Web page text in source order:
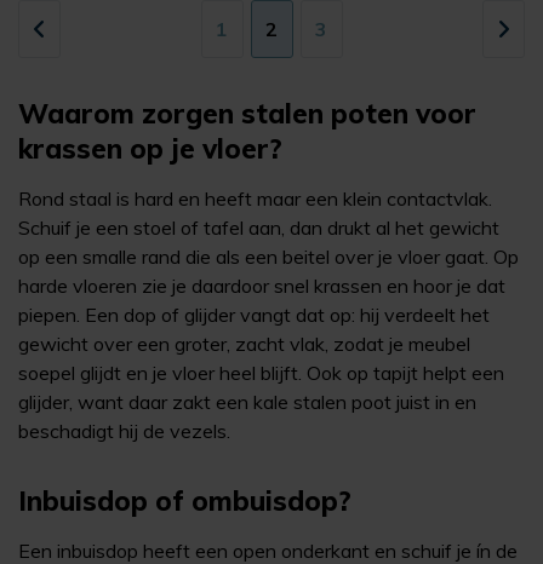
1 2 3
Waarom zorgen stalen poten voor
krassen op je vloer?
Rond staal is hard en heeft maar een klein contactvlak.
Schuif je een stoel of tafel aan, dan drukt al het gewicht
op een smalle rand die als een beitel over je vloer gaat. Op
harde vloeren zie je daardoor snel krassen en hoor je dat
piepen. Een dop of glijder vangt dat op: hij verdeelt het
gewicht over een groter, zacht vlak, zodat je meubel
soepel glijdt en je vloer heel blijft. Ook op tapijt helpt een
glijder, want daar zakt een kale stalen poot juist in en
beschadigt hij de vezels.
Inbuisdop of ombuisdop?
Een inbuisdop heeft een open onderkant en schuif je ín de